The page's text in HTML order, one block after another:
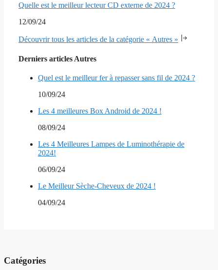
Quelle est le meilleur lecteur CD externe de 2024 ?
12/09/24
Découvrir tous les articles de la catégorie « Autres »
Derniers articles Autres
Quel est le meilleur fer à repasser sans fil de 2024 ?
10/09/24
Les 4 meilleures Box Android de 2024 !
08/09/24
Les 4 Meilleures Lampes de Luminothérapie de
2024!
06/09/24
Le Meilleur Sèche-Cheveux de 2024 !
04/09/24
Catégories